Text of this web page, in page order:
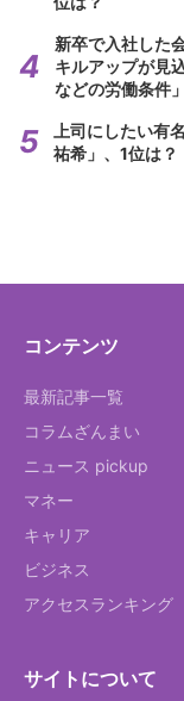
新卒で入社した
キルアップが見
などの労働条件
上司にしたい
祐希」、1位は？
コンテンツ
最新記事一覧
コラムざんまい
ニュース pickup
マネー
キャリア
ビジネス
アクセスランキング
サイトについて